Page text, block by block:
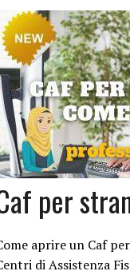
per
aprire un Caf
di Assistenza